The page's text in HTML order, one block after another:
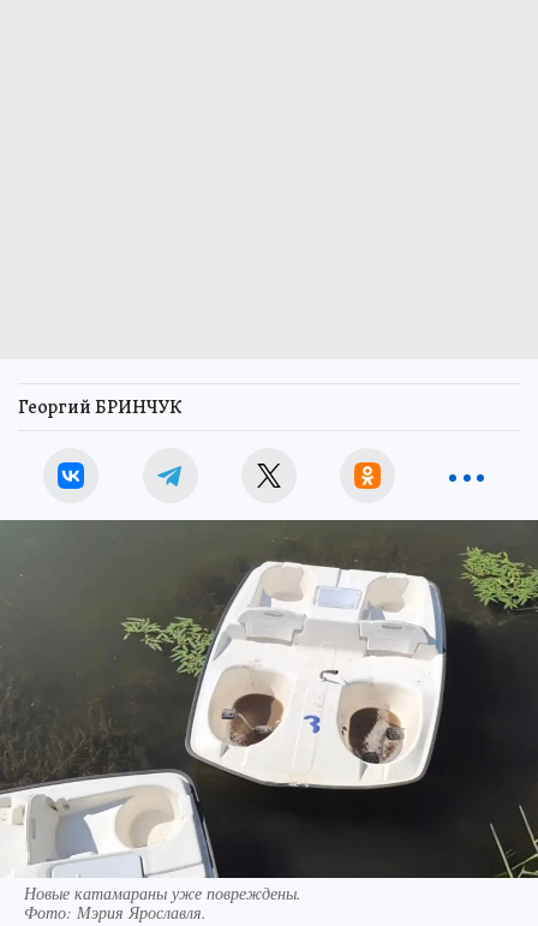
Георгий БРИНЧУК
Новые катамараны уже повреждены.
Фото: Мэрия Ярославля.